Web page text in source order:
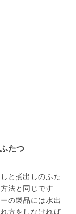
たつ
と煮出しのふた
法と同じです
の製品には水出
方をしなければ